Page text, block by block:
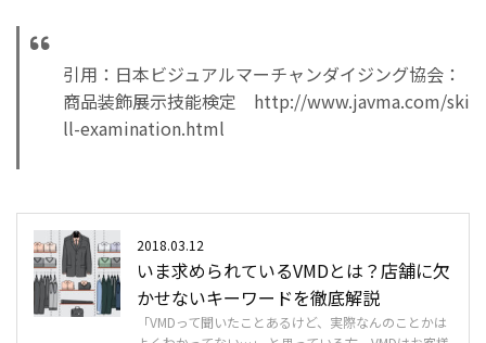
引用：日本ビジュアルマーチャンダイジング協会：
商品装飾展示技能検定 http://www.javma.com/ski
ll-examination.html
2018.03.12
いま求められているVMDとは？店舗に欠
かせないキーワードを徹底解説
「VMDって聞いたことあるけど、実際なんのことかは